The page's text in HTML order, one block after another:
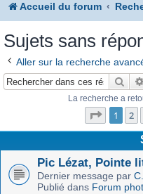
Accueil du forum
Sujets sans
Aller sur la recherche
La recherche a
Page 1
1 2
Pic Lézat, Pointe
Dernier message par
Publié dans Forum